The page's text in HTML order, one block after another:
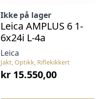
Jakt, Optikk, Riflekikkert
Leica
Ikke på lager
Leica AMPLUS 6 1-
6x24i L-4a
kr 15.550,00